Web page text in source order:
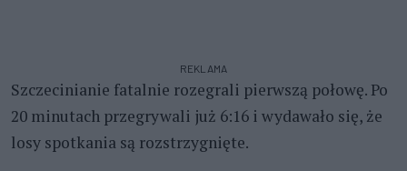
REKLAMA
Szczecinianie fatalnie rozegrali pierwszą połowę. Po
20 minutach przegrywali już 6:16 i wydawało się, że
losy spotkania są rozstrzygnięte.